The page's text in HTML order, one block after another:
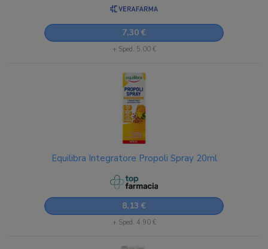
7,30 €
+ Sped. 5,00 €
Equilibra Integratore Propoli Spray 20ml
8,13 €
+ Sped. 4,90 €